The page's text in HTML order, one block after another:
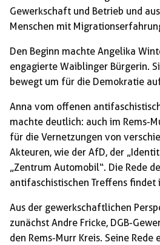
Gewerkschaft und Betrieb und
Menschen mit
Den Beginn machte Angelika
engagierte Waiblinger Bürgerin.
bewegt um für die Demokratie
Anna vom offenen
machte deutlich: auch im Rems-
für die Vernetzungen von
Akteuren, wie der AfD, der
„Zentrum Automobil“. Die Rede
antifaschistischen Treffens findet
Aus der gewerkschaftlichen
zunächst Andre Fricke, DGB-
den Rems-Murr Kreis. Seine Rede